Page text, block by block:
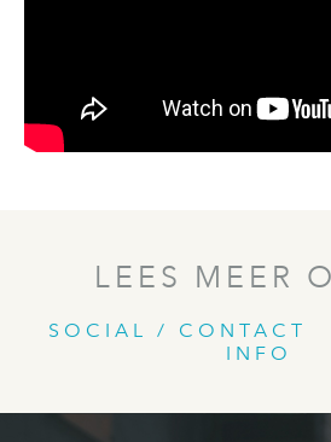
LEES MEER
SOCIAL / CONTACT
INFO